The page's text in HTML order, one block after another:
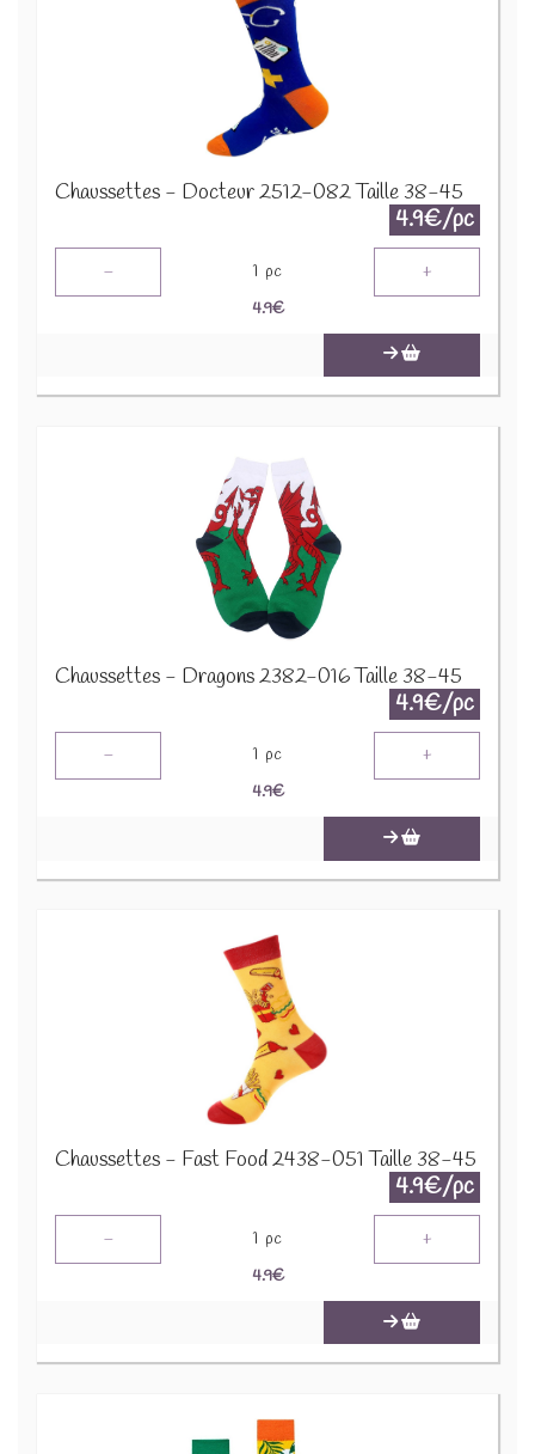
Chaussettes - Docteur 2512-082 Taille 38-45
4.9€/pc
- 1 pc +
4.9€
Chaussettes - Dragons 2382-016 Taille 38-45
4.9€/pc
- 1 pc +
4.9€
Chaussettes - Fast Food 2438-051 Taille 38-45
4.9€/pc
- 1 pc +
4.9€